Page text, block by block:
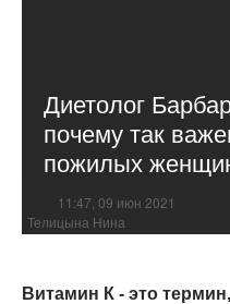
Диетолог
почему так
пожилых
11:47, 09 июн 2021
Телицына Нина
Витамин К - это